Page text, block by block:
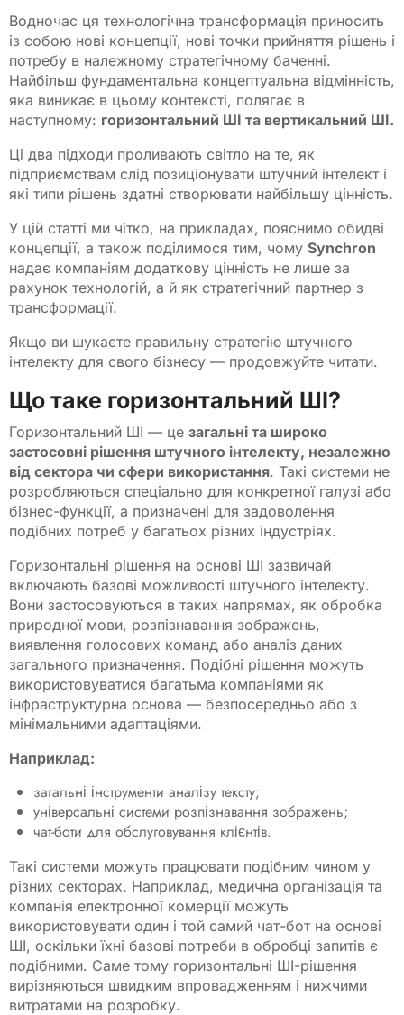
Водночас ця технологічна трансформація приносить
із собою нові концепції, нові точки прийняття рішень і
потребу в належному стратегічному баченні.
Найбільш фундаментальна концептуальна відмінність,
яка виникає в цьому контексті, полягає в
наступному: горизонтальний ШІ та вертикальний ШІ.
Ці два підходи проливають світло на те, як
підприємствам слід позиціонувати штучний інтелект і
які типи рішень здатні створювати найбільшу цінність.
У цій статті ми чітко, на прикладах, пояснимо обидві
концепції, а також поділимося тим, чому Synchron
надає компаніям додаткову цінність не лише за
рахунок технологій, а й як стратегічний партнер з
трансформації.
Якщо ви шукаєте правильну стратегію штучного
інтелекту для свого бізнесу — продовжуйте читати.
Що таке горизонтальний ШІ?
Горизонтальний ШІ — це загальні та широко
застосовні рішення штучного інтелекту, незалежно
від сектора чи сфери використання. Такі системи не
розробляються спеціально для конкретної галузі або
бізнес-функції, а призначені для задоволення
подібних потреб у багатьох різних індустріях.
Горизонтальні рішення на основі ШІ зазвичай
включають базові можливості штучного інтелекту.
Вони застосовуються в таких напрямах, як обробка
природної мови, розпізнавання зображень,
виявлення голосових команд або аналіз даних
загального призначення. Подібні рішення можуть
використовуватися багатьма компаніями як
інфраструктурна основа — безпосередньо або з
мінімальними адаптаціями.
Наприклад:
загальні інструменти аналізу тексту;
універсальні системи розпізнавання зображень;
чат-боти для обслуговування клієнтів.
Такі системи можуть працювати подібним чином у
різних секторах. Наприклад, медична організація та
компанія електронної комерції можуть
використовувати один і той самий чат-бот на основі
ШІ, оскільки їхні базові потреби в обробці запитів є
подібними. Саме тому горизонтальні ШІ-рішення
вирізняються швидким впровадженням і нижчими
витратами на розробку.